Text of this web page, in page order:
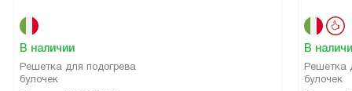
спасение. Теперь моя кухня всегда в чистоте! В общем,
я просто в восторге от этого тостера! Он не только
красивый, но и очень функциональный. Это была одна
В наличии
Решетка для подогрева
булочек
В
Решетка
булочек